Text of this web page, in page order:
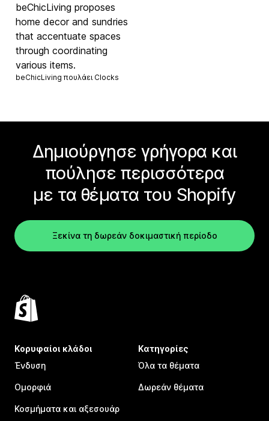
beChicLiving proposes
home decor and sundries
that accentuate spaces
through coordinating
various items.
beChicLiving πουλάει Clocks
Δημιούργησε γρήγορα και
πούλησε περισσότερα
με τα θέματα του Shopify
Ξεκίνα τη δωρεάν δοκιμαστική περίοδο
Κορυφαίοι κλάδοι
Ένδυση
Ομορφιά
Κοσμήματα και αξεσουάρ
Κατηγορίες
Όλα τα θέματα
Δωρεάν θέματα